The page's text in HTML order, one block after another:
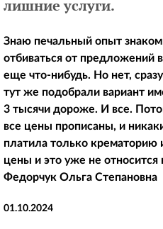
лишние услуги.
Знаю печальный опыт
отбиваться от предложений
еще что-нибудь. Но нет,
тут же подобрали вариант
3 тысячи дороже. И все.
все цены прописаны, и
платила только крематорию
цены и это уже не относится
Федорчук Ольга Степановна
01.10.2024